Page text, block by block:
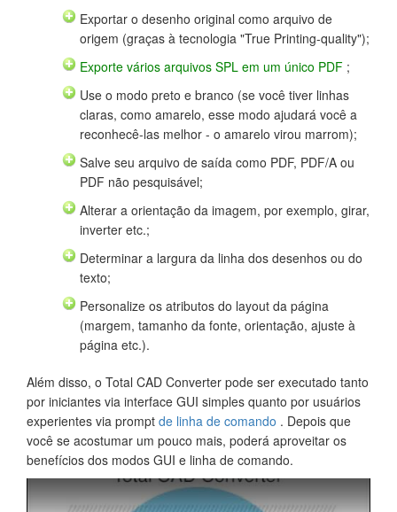
Exportar o desenho original como arquivo de
origem (graças à tecnologia "True Printing-quality");
Exporte vários arquivos SPL em um único PDF ;
Use o modo preto e branco (se você tiver linhas
claras, como amarelo, esse modo ajudará você a
reconhecê-las melhor - o amarelo virou marrom);
Salve seu arquivo de saída como PDF, PDF/A ou
PDF não pesquisável;
Alterar a orientação da imagem, por exemplo, girar,
inverter etc.;
Determinar a largura da linha dos desenhos ou do
texto;
Personalize os atributos do layout da página
(margem, tamanho da fonte, orientação, ajuste à
página etc.).
Além disso, o Total CAD Converter pode ser executado tanto
por iniciantes via interface GUI simples quanto por usuários
experientes via prompt de linha de comando . Depois que
você se acostumar um pouco mais, poderá aproveitar os
benefícios dos modos GUI e linha de comando.